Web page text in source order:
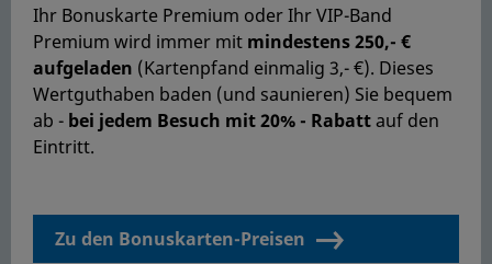
Ihr Bonuskarte Premium oder Ihr VIP-Band
Premium wird immer mit mindestens 250,- €
aufgeladen (Kartenpfand einmalig 3,- €). Dieses
Wertguthaben baden (und saunieren) Sie bequem
ab - bei jedem Besuch mit 20% - Rabattauf den
Eintritt.
Zu den Bonuskarten-Preisen